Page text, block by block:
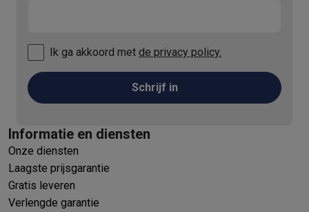
Ik ga akkoord met de privacy policy.
Schrijf in
Informatie en diensten
Onze diensten
Laagste prijsgarantie
Gratis leveren
Verlengde garantie